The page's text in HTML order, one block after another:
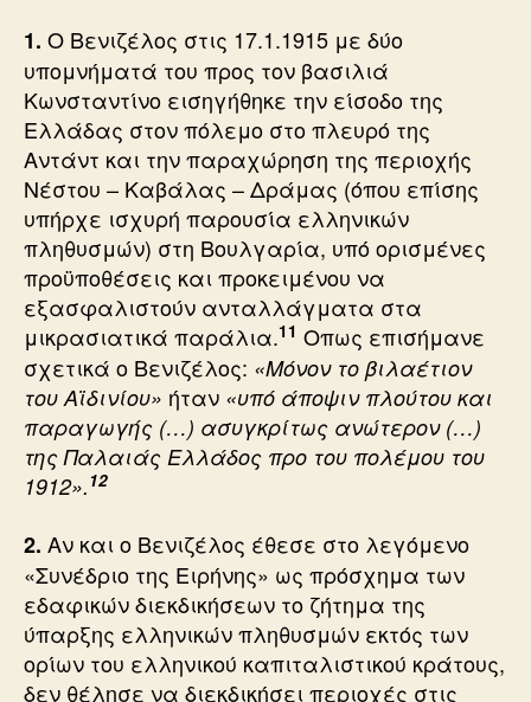
1. Ο Βενιζέλος στις 17.1.1915 με δύο
υπομνήματά του προς τον βασιλιά
Κωνσταντίνο εισηγήθηκε την είσοδο της
Ελλάδας στον πόλεμο στο πλευρό της
Αντάντ και την παραχώρηση της περιοχής
Νέστου – Καβάλας – Δράμας (όπου επίσης
υπήρχε ισχυρή παρουσία ελληνικών
πληθυσμών) στη Βουλγαρία, υπό ορισμένες
προϋποθέσεις και προκειμένου να
εξασφαλιστούν ανταλλάγματα στα
μικρασιατικά παράλια.11 Οπως επισήμανε
σχετικά ο Βενιζέλος: «Μόνον το βιλαέτιον
του Αϊδινίου» ήταν «υπό άποψιν πλούτου και
παραγωγής (…) ασυγκρίτως ανώτερον (…)
της Παλαιάς Ελλάδος προ του πολέμου του
1912».12
2. Αν και ο Βενιζέλος έθεσε στο λεγόμενο
«Συνέδριο της Ειρήνης» ως πρόσχημα των
εδαφικών διεκδικήσεων το ζήτημα της
ύπαρξης ελληνικών πληθυσμών εκτός των
ορίων του ελληνικού καπιταλιστικού κράτους,
δεν θέλησε να διεκδικήσει περιοχές στις